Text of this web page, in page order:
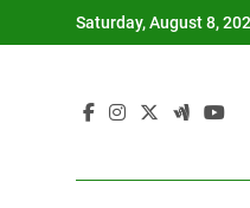
to
Saturday, August 8,